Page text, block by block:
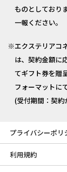
ものとしており
一報ください。
エクステリアコ
は、契約金額に
てギフト券を贈
フォーマットに
(受付期間：契
プライバシーポリ
利用規約